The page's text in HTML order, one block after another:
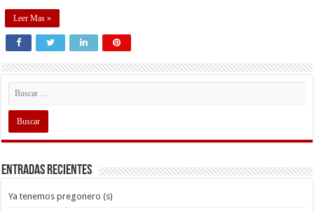
Leer Mas »
Entradas recientes
Ya tenemos pregonero (s)